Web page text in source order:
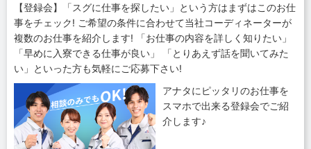
【登録会】「スグに仕事を探したい」という方はまずはこのお仕
事をチェック! ご希望の条件に合わせて当社コーディネーターが
複数のお仕事を紹介します! 「お仕事の内容を詳しく知りたい」
「早めに入寮できる仕事が良い」 「とりあえず話を聞いてみた
い」といった方も気軽にご応募下さい!
アナタにピッタリのお仕事を
スマホで出来る登録会でご紹
介します♪